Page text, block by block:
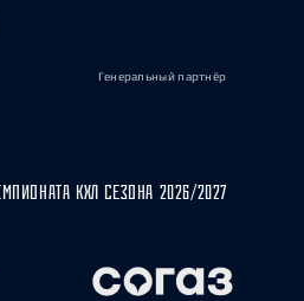
Генеральный партнёр
КХЛ СЕЗОНА 2026/2027